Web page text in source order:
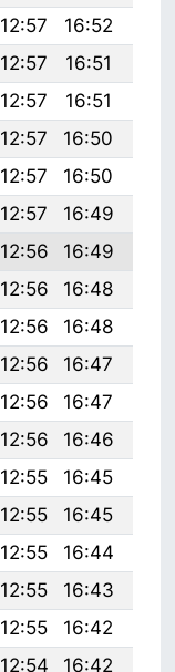
12:57 16:52
12:57 16:51
12:57 16:51
12:57 16:50
12:57 16:50
12:57 16:49
12:56 16:49
12:56 16:48
12:56 16:48
12:56 16:47
12:56 16:47
12:56 16:46
12:55 16:45
12:55 16:45
12:55 16:44
12:55 16:43
12:55 16:42
12:54 16:42